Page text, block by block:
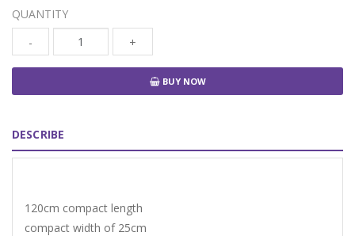
QUANTITY
-
+
BUY NOW
DESCRIBE
120cm compact length
compact width of 25cm